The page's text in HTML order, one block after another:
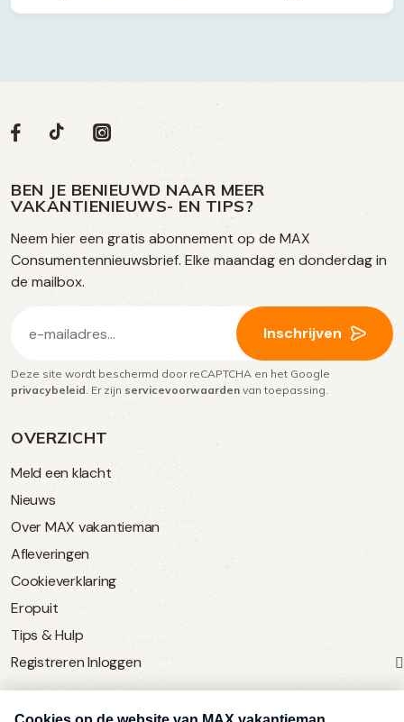
OVERZICHT
Meld een klacht
Nieuws
Over MAX vakantieman
Afleveringen
Cookieverklaring
Eropuit
Tips & Hulp
Registreren Inloggen
SERVICE
Volg
op
social
media
Social
Volg
op
Facebook
Volg
op
TikTok
Volg
op
Instagram
BEN JE BENIEUWD NAAR MEER
VAKANTIENIEUWS- EN TIPS?
Neem hier een gratis abonnement op de MAX
Consumentennieuwsbrief. Elke maandag en donderdag in
de mailbox.
mailadres
(Vereist)
Inschrijven
Deze site wordt beschermd door reCAPTCHA en het Google
privacybeleid. Er zijn servicevoorwaarden van toepassing.